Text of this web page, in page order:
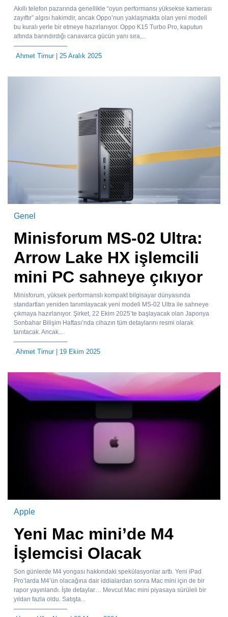
Akıllı telefon pazarında genellikle “oyun performansı yüksekse kamerası
zayıftır” algısı hakimdir, ancak Oppo’nun yaklaşmakta olan yeni modeli
bu kuralı yerle bir etmeye hazırlanıyor. Oppo K15 Turbo Pro, kaputun
altında barındırdığı canavarca gücün yanı sıra,...
Ahmet Timur| 25 Aralık 2025
Genel
Minisforum MS-02 Ultra:
Arrow Lake HX işlemcili
mini PC sahneye çıkıyor
Minisforum, yüksek performanslı kompakt bilgisayar dünyasında
standartları yeniden tanımlayacak yeni modeli MS-02 Ultra ile sahneye
çıkmaya hazırlanıyor. Şirket, 22 Ekim 2025’te başlayacak olan Japonya
Sonbahar Bilişim Haftası’nda cihazın tüm detaylarını resmi olarak
tanıtacak. Ancak...
Ahmet Timur| 19 Ekim 2025
Apple
Yeni Mac mini’de M4
İşlemcisi Olacak
Son günlerde M4 yongası hakkındaki spekülasyonlar arttı. Yeni iPad
Pro’larda M4’ün olacağına dair iddialardan sonra Mac mini için de bir
rapor yayınlandı. İşte detaylar… Mevcut Mac mini piyasaya sürüleli bir
yıldan fazla oldu. Satışta...